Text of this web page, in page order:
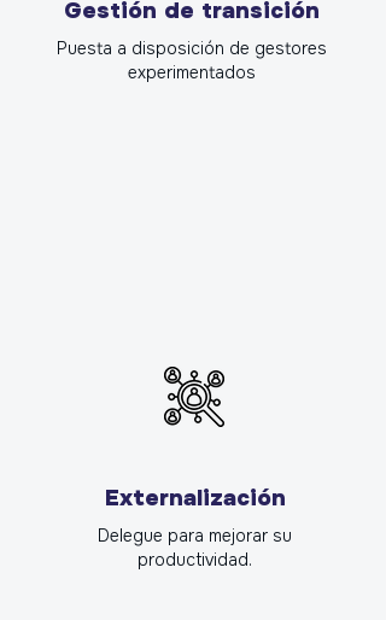
Gestión de transición
Puesta a disposición de gestores
experimentados
Externalización
Delegue para mejorar su
productividad.